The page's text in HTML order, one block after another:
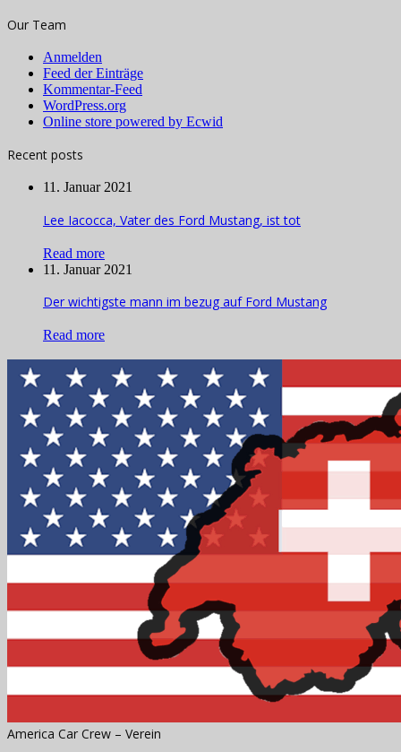
Our Team
Anmelden
Feed der Einträge
Kommentar-Feed
WordPress.org
Online store powered by Ecwid
Recent posts
11. Januar 2021
Lee Iacocca, Vater des Ford Mustang, ist tot
Read more
11. Januar 2021
Der wichtigste mann im bezug auf Ford Mustang
Read more
America Car Crew – Verein